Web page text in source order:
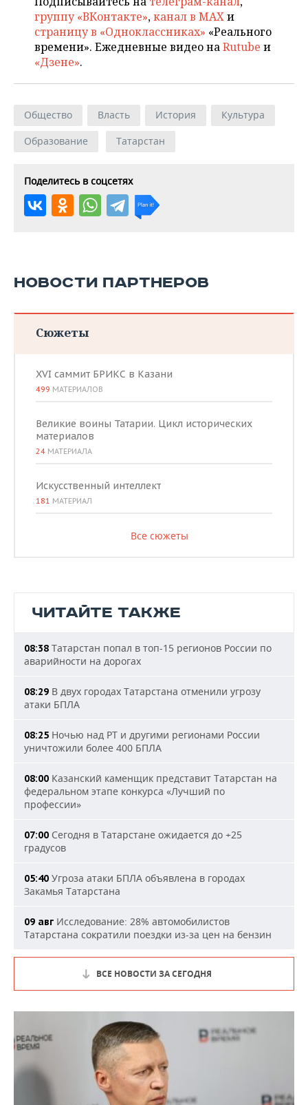
группу «ВКонтакте»,канал в MAXи
страницу в «Одноклассниках» «Реального
времени». Ежедневные видео наRutube и
«Дзене».
Общество Власть История
Культура
Образование
Татарстан
Поделитесь в соцсетях
НОВОСТИ ПАРТНЕРОВ
Сюжеты
XVI саммит БРИКС в Казани
499 МАТЕРИАЛОВ
Великие воины Татарии. Цикл исторических
материалов
24 МАТЕРИАЛА
Искусственный интеллект
181 МАТЕРИАЛ
Все сюжеты
ЧИТАЙТЕ ТАКЖЕ
08:38 Татарстан попал в топ-15 регионов России по
аварийности на дорогах
08:29 В двух городах Татарстана отменили угрозу
атаки БПЛА
08:25 Ночью над РТ и другими регионами России
уничтожили более 400 БПЛА
08:00 Казанский каменщик представит Татарстан на
федеральном этапе конкурса «Лучший по
профессии»
07:00 Сегодня в Татарстане ожидается до +25
градусов
05:40 Угроза атаки БПЛА объявлена в городах
Закамья Татарстана
09 авг Исследование: 28% автомобилистов
Татарстана сократили поездки из-за цен на бензин
ВСЕ НОВОСТИ ЗА СЕГОДНЯ